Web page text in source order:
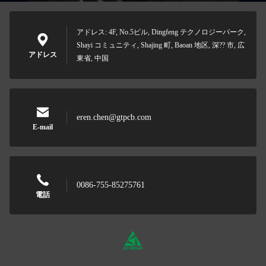
アドレス
アドレス: 4F, No.5ビル, Dingfeng テクノロジーパーク,
Shayi コミュニティ, Shajing 町, Baoan 地区, 深?? 市, 広
東省, 中国
E-mail
eren.chen@gtpcb.com
電話
0086-755-85275761